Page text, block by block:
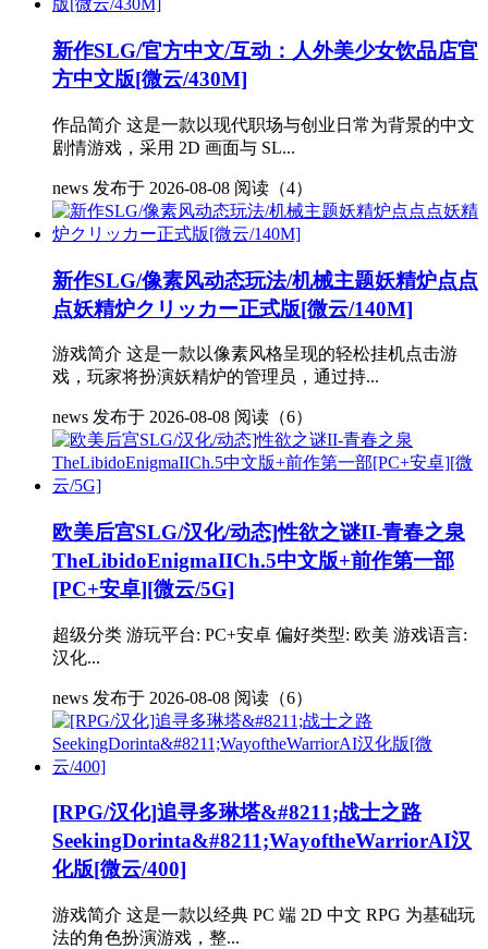
新作SLG/官方中文/互动：人外美少女饮品店官
方中文版[微云/430M]
作品简介 这是一款以现代职场与创业日常为背景的中文
剧情游戏，采用 2D 画面与 SL...
news 发布于 2026-08-08 阅读（4）
新作SLG/像素风动态玩法/机械主题妖精炉点点
点妖精炉クリッカー正式版[微云/140M]
游戏简介 这是一款以像素风格呈现的轻松挂机点击游
戏，玩家将扮演妖精炉的管理员，通过持...
news 发布于 2026-08-08 阅读（6）
欧美后宫SLG/汉化/动态]性欲之谜II-青春之泉
TheLibidoEnigmaIICh.5中文版+前作第一部
[PC+安卓][微云/5G]
超级分类 游玩平台: PC+安卓 偏好类型: 欧美 游戏语言:
汉化...
news 发布于 2026-08-08 阅读（6）
[RPG/汉化]追寻多琳塔&#8211;战士之路
SeekingDorinta&#8211;WayoftheWarriorAI汉
化版[微云/400]
游戏简介 这是一款以经典 PC 端 2D 中文 RPG 为基础玩
法的角色扮演游戏，整...